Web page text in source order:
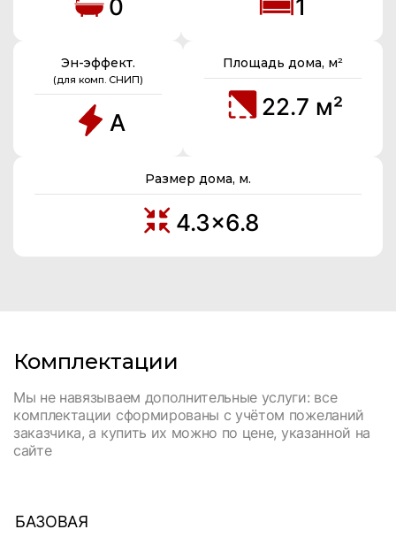
0 1
Эн-эффект.
(для комп. СНИП)
A
Площадь дома, м²
22.7 м²
Размер дома, м.
4.3x6.8
Комплектации
Мы не навязываем дополнительные услуги: все
комплектации сформированы с учётом пожеланий
заказчика, а купить их можно по цене, указанной на
сайте
БАЗОВАЯ